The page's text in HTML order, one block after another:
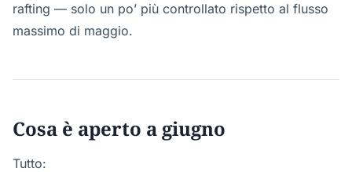
rafting — solo un po’ più controllato rispetto al flusso
massimo di maggio.
Cosa è aperto a giugno
Tutto: